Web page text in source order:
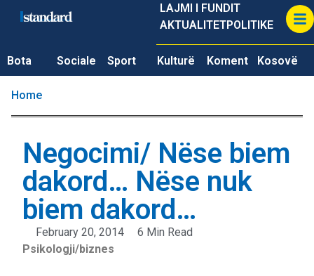
LAJMI I FUNDIT
AKTUALITETPOLITIKE
Bota Sociale Sport Kulturë Koment Kosovë
Home
Negocimi/ Nëse biem
dakord… Nëse nuk
biem dakord…
February 20, 2014
6 Min Read
Psikologji/biznes